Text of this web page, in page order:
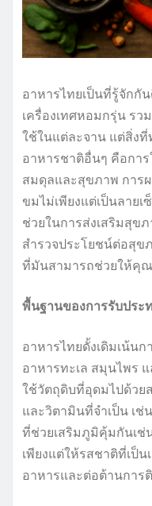
อาหารไทยเป็นที่รู้จักกั
เครื่องเทศหอมกรุ่น ร
ใช้ในแต่ละจาน แต่สิ่ง
อาหารชาติอื่นๆ คือกา
สมดุลและสุขภาพ การ
ขมไม่เพียงแต่เป็นลาย
ช่วยในการส่งเสริมสุข
สำรวจประโยชน์ต่อสุข
ที่มันสามารถช่วยให้คุ
พื้นฐานของการรับประ
อาหารไทยดั้งเดิมเน้น
อาหารทะเล สมุนไพร
ใช้วัตถุดิบที่อุดมไปด้วย
และวิตามินที่จำเป็น เช่
ที่ช่วยเสริมภูมิคุ้มกันเช่
เพียงแต่ให้รสชาติที่เป็
อาหารและต่อต้านการ